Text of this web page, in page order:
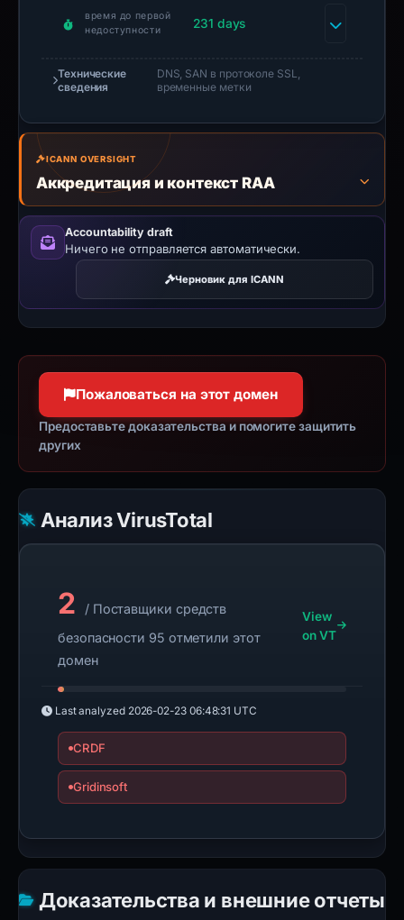
время до первой
недоступности
231 days
Технические
сведения
DNS, SAN в протоколе SSL,
временные метки
ICANN OVERSIGHT
Аккредитация и контекст RAA
Accountability draft
Ничего не отправляется автоматически.
Черновик для ICANN
Пожаловаться на этот домен
Предоставьте доказательства и помогите защитить
других
Анализ VirusTotal
2
/ Поставщики средств
безопасности 95 отметили этот
домен
View
on VT
Last analyzed 2026-02-23 06:48:31 UTC
CRDF
Gridinsoft
Доказательства и внешние отчеты